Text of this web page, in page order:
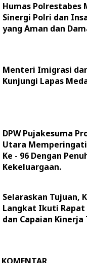
Humas Polrestabes
Sinergi Polri dan
yang Aman dan
Menteri Imigrasi
Kunjungi Lapas
DPW Pujakesuma
Utara
Ke - 96 Dengan
Kekeluargaan.
Selaraskan Tujuan,
Langkat Ikuti Rapat
dan Capaian Kinerja